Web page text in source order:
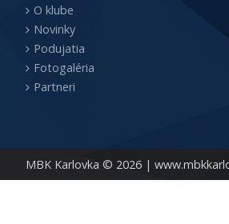
MBK Karlovka © 2026 |
O klube
Novinky
Podujatia
Fotogaléria
Partneri